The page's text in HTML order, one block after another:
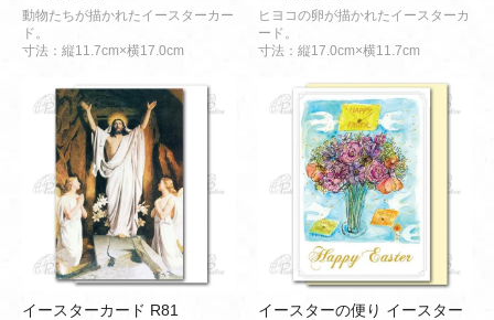
動物たちが描かれたイースターカー
ド。
寸法：縦11.7cm×横17.0cm
ヒヨコの卵が描かれたイースターカ
ード。
寸法：縦17.0cm×横11.7cm
イースターカード R81
イースターの便り イースター